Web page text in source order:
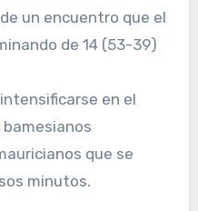
un encuentro que el
de 14 (53-39)
en el
que se
minutos.